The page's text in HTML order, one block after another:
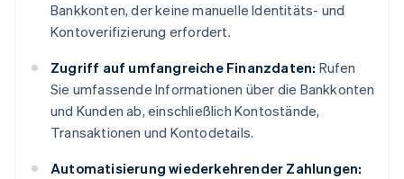
Bankkonten, der keine manuelle Identitäts- und
Kontoverifizierung erfordert.
Zugriff auf umfangreiche Finanzdaten: Rufen
Sie umfassende Informationen über die Bankkonten
und Kunden ab, einschließlich Kontostände,
Transaktionen und Kontodetails.
Automatisierung wiederkehrender Zahlungen: